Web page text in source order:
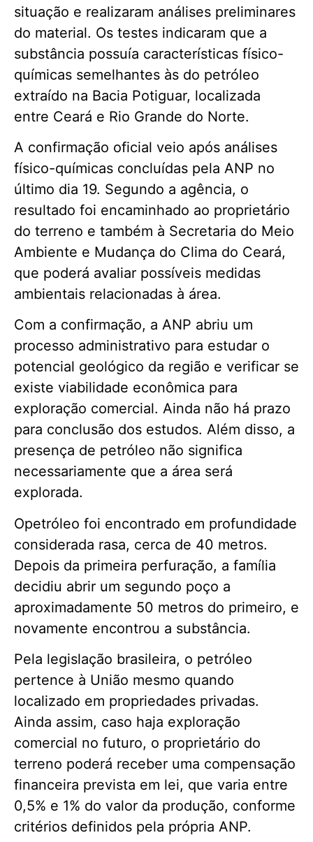
situação e realizaram análises preliminares
do material. Os testes indicaram que a
substância possuía características físico-
químicas semelhantes às do petróleo
extraído na Bacia Potiguar, localizada
entre Ceará e Rio Grande do Norte.
A confirmação oficial veio após análises
físico-químicas concluídas pela ANP no
último dia 19. Segundo a agência, o
resultado foi encaminhado ao proprietário
do terreno e também à Secretaria do Meio
Ambiente e Mudança do Clima do Ceará,
que poderá avaliar possíveis medidas
ambientais relacionadas à área.
Com a confirmação, a ANP abriu um
processo administrativo para estudar o
potencial geológico da região e verificar se
existe viabilidade econômica para
exploração comercial. Ainda não há prazo
para conclusão dos estudos. Além disso, a
presença de petróleo não significa
necessariamente que a área será
explorada.
Opetróleo foi encontrado em profundidade
considerada rasa, cerca de 40 metros.
Depois da primeira perfuração, a família
decidiu abrir um segundo poço a
aproximadamente 50 metros do primeiro, e
novamente encontrou a substância.
Pela legislação brasileira, o petróleo
pertence à União mesmo quando
localizado em propriedades privadas.
Ainda assim, caso haja exploração
comercial no futuro, o proprietário do
terreno poderá receber uma compensação
financeira prevista em lei, que varia entre
0,5% e 1% do valor da produção, conforme
critérios definidos pela própria ANP.